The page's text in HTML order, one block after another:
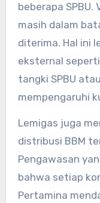
beberapa SPBU.
masih dalam
diterima. Hal ini
eksternal seperti
tangki SPBU atau
mempengaruhi
Lemigas juga
distribusi BBM
Pengawasan
bahwa setiap
Pertamina